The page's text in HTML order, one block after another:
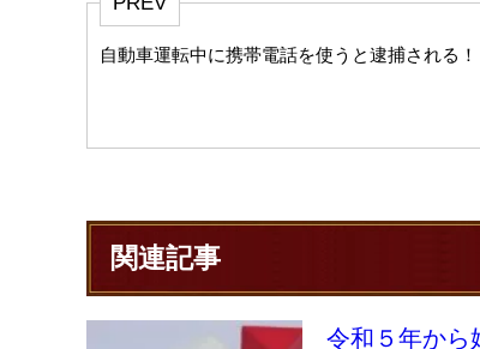
自動車運転中に携帯電話を使うと逮捕される！
関連記事
令和５年から